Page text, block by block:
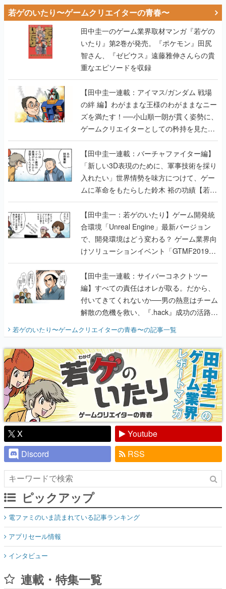
若ゲのいたり〜ゲームクリエイターの青春〜
田中圭一のゲーム業界取材マンガ『若ゲの
いたり』第2巻が発売。『ポケモン』田尻
智さん、『ゼビウス』遠藤雅伸さんらの貴
重なエピソードを収録
【田中圭一連載：アイマス/ガンダム 戦場
の絆 編】わがままな王様のわがままなニー
ズを満たす！──小山順一朗が貫く姿勢に、
ゲームクリエイターとしての矜持を見た
【若ゲのいたり最終回】
【田中圭一連載：バーチャファイター編】
「新しい3D表現のために、軍事技術を採り
入れたい」世界情勢を味方につけて、ゲー
ムに革命をもたらした鈴木 裕の功績【若ゲ
のいたり】
【田中圭一：若ゲのいたり】ゲーム開発統
合環境「Unreal Engine」最新バージョン
で、開発環境はどう変わる？ ゲーム業界向
けソリューションイベント「GTMF2019」
に行って、より理解を深めよう【PR】
【田中圭一連載：サイバーコネクトツー
編】すべての責任はオレが取る。だから、
付いてきてくれないか──男の熱意はチーム
解散の危機を救い、『.hack』成功の活路を
『少年ジャンプ』色だった【若ゲのいた
り】
若ゲのいたり〜ゲームクリエイターの青春〜の記事一覧
X
Youtube
Discord
RSS
ピックアップ
電ファミのいま読まれている記事ランキング
アプリセール情報
インタビュー
連載・特集一覧